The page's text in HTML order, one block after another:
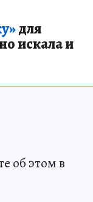
для
искала и
об этом в